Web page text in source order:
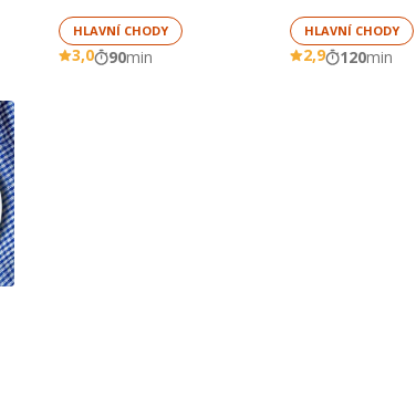
HLAVNÍ CHODY
3,0 90min
HLAVNÍ CHODY
2,9 120min